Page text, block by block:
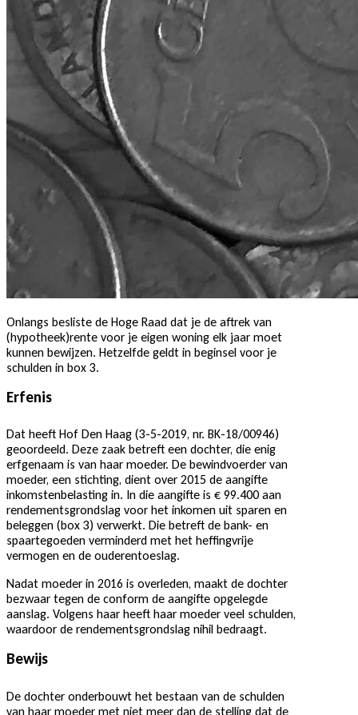
Onlangs besliste de Hoge Raad dat je de aftrek van
(hypotheek)rente voor je eigen woning elk jaar moet
kunnen bewijzen. Hetzelfde geldt in beginsel voor je
schulden in box 3.
Erfenis
Dat heeft Hof Den Haag (3-5-2019, nr. BK-18/00946)
geoordeeld. Deze zaak betreft een dochter, die enig
erfgenaam is van haar moeder. De bewindvoerder van
moeder, een stichting, dient over 2015 de aangifte
inkomstenbelasting in. In die aangifte is € 99.400 aan
rendementsgrondslag voor het inkomen uit sparen en
beleggen (box 3) verwerkt. Die betreft de bank- en
spaartegoeden verminderd met het heffingvrije
vermogen en de ouderentoeslag.
Nadat moeder in 2016 is overleden, maakt de dochter
bezwaar tegen de conform de aangifte opgelegde
aanslag. Volgens haar heeft haar moeder veel schulden,
waardoor de rendementsgrondslag nihil bedraagt.
Bewijs
De dochter onderbouwt het bestaan van de schulden
van haar moeder met niet meer dan de stelling dat de